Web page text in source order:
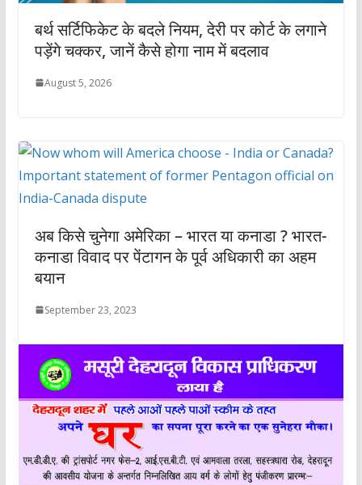
बर्थ सर्टिफिकेट के बदले नियम, देरी पर कोर्ट के लगाने
पड़ेंगे चक्कर, जानें कैसे होगा नाम में बदलाव
August 5, 2026
अब किसे चुनेगा अमेरिका – भारत या कनाडा ? भारत-
कनाडा विवाद पर पेंटागन के पूर्व अधिकारी का अहम
बयान
September 23, 2023